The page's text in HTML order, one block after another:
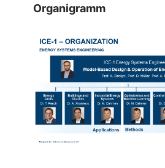
Organigramm